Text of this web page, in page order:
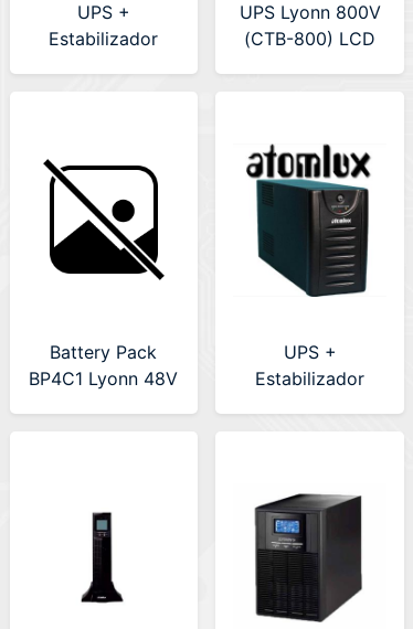
UPS +
Estabilizador
UPS Lyonn 800V
(CTB-800) LCD
Battery Pack
BP4C1 Lyonn 48V
UPS +
Estabilizador